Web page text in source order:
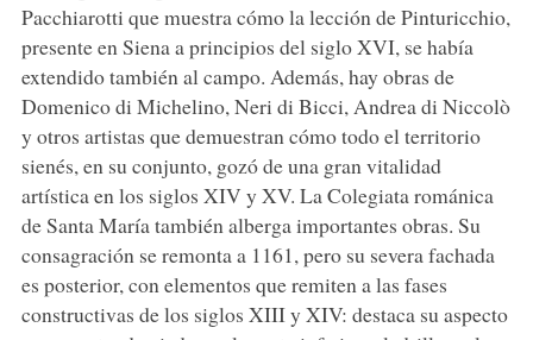
Pacchiarotti que muestra cómo la lección de Pinturicchio,
presente en Siena a principios del siglo XVI, se había
extendido también al campo. Además, hay obras de
Domenico di Michelino, Neri di Bicci, Andrea di Niccolò
y otros artistas que demuestran cómo todo el territorio
sienés, en su conjunto, gozó de una gran vitalidad
artística en los siglos XIV y XV. La Colegiata románica
de Santa María también alberga importantes obras. Su
consagración se remonta a 1161, pero su severa fachada
es posterior, con elementos que remiten a las fases
constructivas de los siglos XIII y XIV: destaca su aspecto